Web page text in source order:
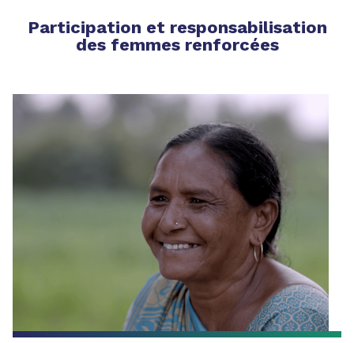
Participation et responsabilisation
des femmes renforcées